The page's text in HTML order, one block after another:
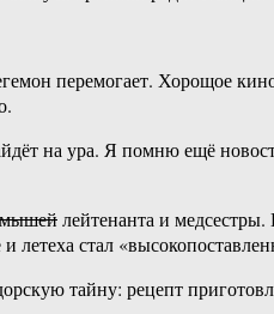
перемогает. Хорощое
на ура. Я помню ещё
мышейлейтенанта и
стал
тайну: рецепт